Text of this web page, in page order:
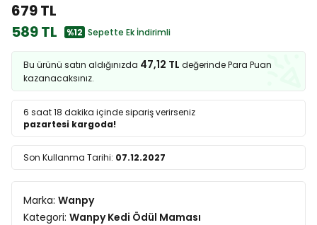
679 TL
589 TL
%12 Sepette Ek İndirimli
Bu ürünü satın aldığınızda 47,12 TL değerinde Para Puan
kazanacaksınız.
6 saat 18 dakika içinde sipariş verirseniz
pazartesi kargoda!
Son Kullanma Tarihi: 07.12.2027
Marka: Wanpy
Kategori: Wanpy Kedi Ödül Maması